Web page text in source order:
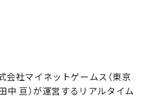
会社マイネットゲームス（東京
中 亘）が運営するリアルタイム